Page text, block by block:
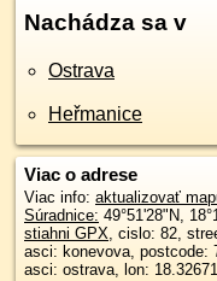
Nachádza sa v
Ostrava
Heřmanice
Viac o adrese
Viac info: aktualizovať
Súradnice: 49°51'28"N,
stiahni GPX, cislo: 82,
asci: konevova, postcode: 713 00,
asci: ostrava, lon: